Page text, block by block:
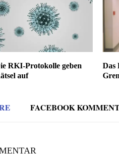
RKI-Protokolle geben
auf
Das
FACEBOOK